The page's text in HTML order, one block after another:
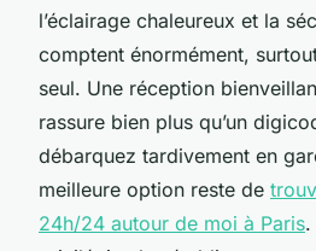
l’éclairage chaleureux et la
comptent énormément,
seul. Une réception
rassure bien plus qu’un
débarquez tardivement en
meilleure option reste de
24h/24 autour de moi à Paris.